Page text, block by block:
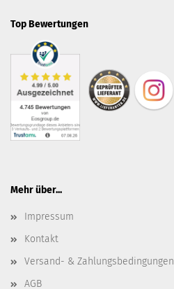
Top Bewertungen
Mehr über...
Impressum
Kontakt
Versand- & Zahlungsbedingungen
AGB